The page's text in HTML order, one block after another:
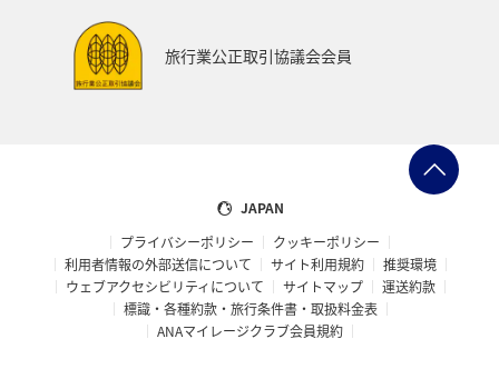
旅行業公正取引協議会会員
JAPAN
プライバシーポリシー
クッキーポリシー
利用者情報の外部送信について
サイト利用規約
推奨環境
ウェブアクセシビリティについて
サイトマップ
運送約款
標識・各種約款・旅行条件書・取扱料金表
ANAマイレージクラブ会員規約